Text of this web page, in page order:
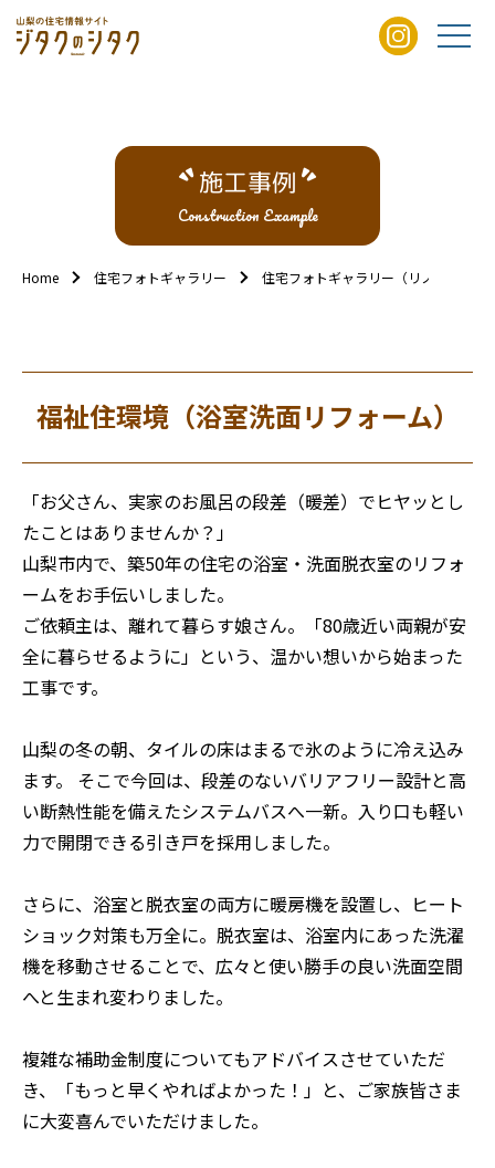
施工事例
Construction Example
Home 住宅フォトギャラリー 住宅フォトギャラリー（リノベ/リフ
福祉住環境（浴室洗面リフォーム）
「お父さん、実家のお風呂の段差（暖差）でヒヤッとし
たことはありませんか？」
山梨市内で、築50年の住宅の浴室・洗面脱衣室のリフォ
ームをお手伝いしました。
ご依頼主は、離れて暮らす娘さん。「80歳近い両親が安
全に暮らせるように」という、温かい想いから始まった
工事です。
山梨の冬の朝、タイルの床はまるで氷のように冷え込み
ます。 そこで今回は、段差のないバリアフリー設計と高
い断熱性能を備えたシステムバスへ一新。入り口も軽い
力で開閉できる引き戸を採用しました。
さらに、浴室と脱衣室の両方に暖房機を設置し、ヒート
ショック対策も万全に。脱衣室は、浴室内にあった洗濯
機を移動させることで、広々と使い勝手の良い洗面空間
へと生まれ変わりました。
複雑な補助金制度についてもアドバイスさせていただ
き、「もっと早くやればよかった！」と、ご家族皆さま
に大変喜んでいただけました。